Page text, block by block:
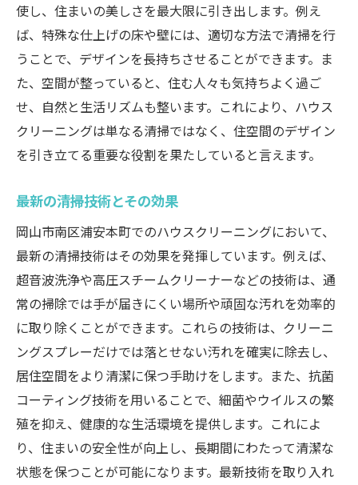
使し、住まいの美しさを最大限に引き出します。例え
ば、特殊な仕上げの床や壁には、適切な方法で清掃を行
うことで、デザインを長持ちさせることができます。ま
た、空間が整っていると、住む人々も気持ちよく過ご
せ、自然と生活リズムも整います。これにより、ハウス
クリーニングは単なる清掃ではなく、住空間のデザイン
を引き立てる重要な役割を果たしていると言えます。
最新の清掃技術とその効果
岡山市南区浦安本町でのハウスクリーニングにおいて、
最新の清掃技術はその効果を発揮しています。例えば、
超音波洗浄や高圧スチームクリーナーなどの技術は、通
常の掃除では手が届きにくい場所や頑固な汚れを効率的
に取り除くことができます。これらの技術は、クリーニ
ングスプレーだけでは落とせない汚れを確実に除去し、
居住空間をより清潔に保つ手助けをします。また、抗菌
コーティング技術を用いることで、細菌やウイルスの繁
殖を抑え、健康的な生活環境を提供します。これによ
り、住まいの安全性が向上し、長期間にわたって清潔な
状態を保つことが可能になります。最新技術を取り入れ